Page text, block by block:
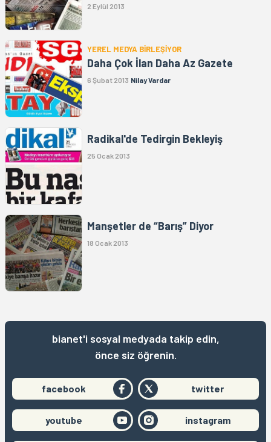
2 Eylül 2013
YEREL MEDYA BİRLEŞİYOR
Daha Çok İlan Daha Az Gazete
6 Şubat 2013 Nilay Vardar
Radikal'de Tedirgin Bekleyiş
25 Ocak 2013
Manşetler de “Barış” Diyor
18 Ocak 2013
bianet'i sosyal medyada takip edin,
önce siz öğrenin.
facebook twitter
youtube instagram